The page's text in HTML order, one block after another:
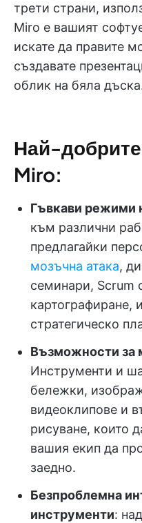
трети страни,
Miro е вашият
искате да правите
създавате
облик на бяла
Най-
Miro:
Гъвкави режими
към различни
предлагайки
мозъчна атака,
семинари, Scrum
картографиране,
стратегическо
Възможности за
Инструменти и
бележки,
видеоклипове и
рисуване, които
вашия екип да
заедно.
Безпроблемна
инструменти: